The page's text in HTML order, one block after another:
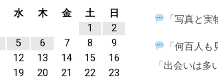
「写真と
「何百人
「出会いは
水 木 金 土
日
1
2
5 6 7 8
9
12 13 14 15
16
19 20 21 22
23